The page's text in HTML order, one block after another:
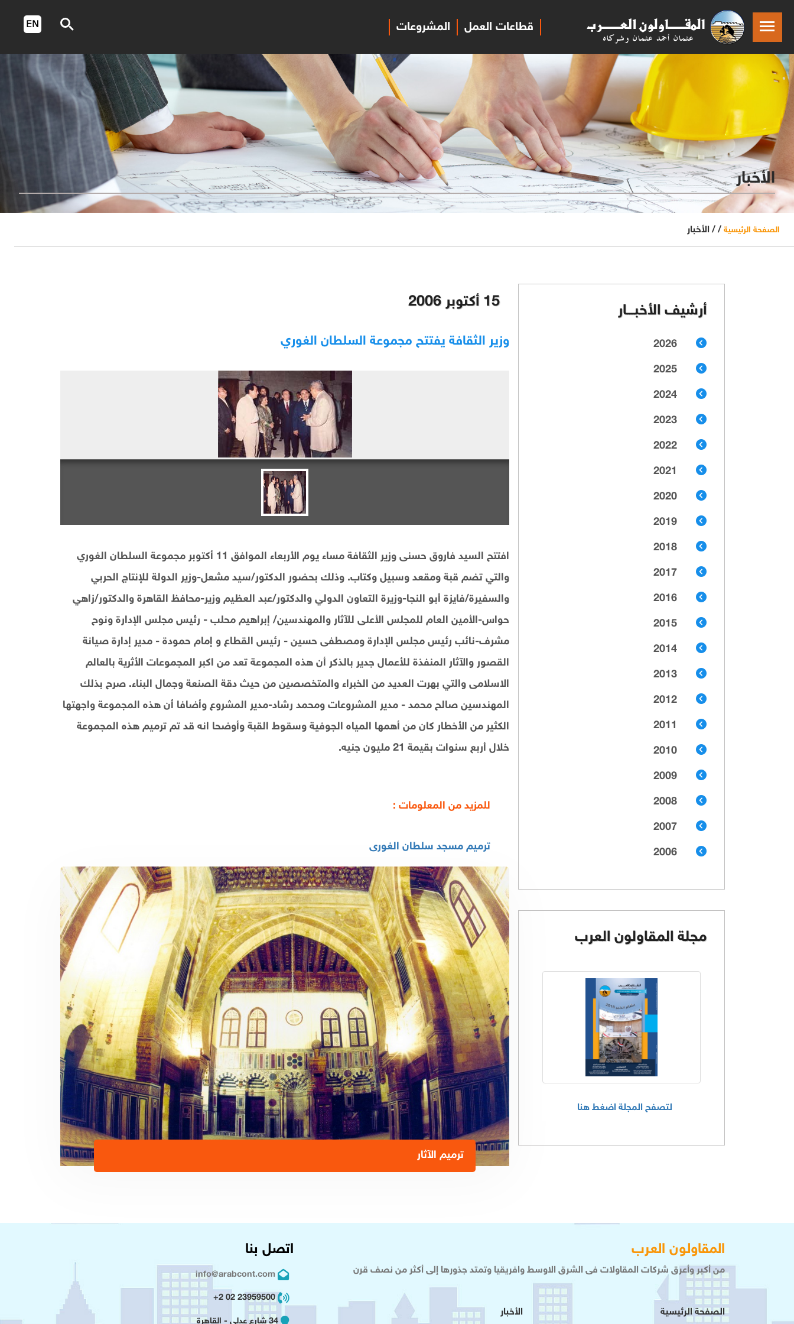
المشروعات قطاعات العمل
الأخبار
الصفحة الرئيسية / / الأخبار
15 أكتوبر 2006
وزير الثقافة يفتتح مجموعة السلطان الغوري
افتتح السيد فاروق حسنى وزير الثقافة مساء يوم الأربعاء الموافق 11 أكتوبر مجموعة السلطان الغوري
والتي تضم قبة ومقعد وسبيل وكتاب. وذلك بحضور الدكتور/سيد مشعل-وزير الدولة للإنتاج الحربي
والسفيرة/فايزة أبو النجا-وزيرة التعاون الدولي والدكتور/عبد العظيم وزير-محافظ القاهرة والدكتور/زاهي
حواس-الأمين العام للمجلس الأعلى للآثار والمهندسين/ إبراهيم محلب - رئيس مجلس الإدارة ونوح
مشرف-نائب رئيس مجلس الإدارة ومصطفى حسين - رئيس القطاع و إمام حمودة - مدير إدارة صيانة
القصور والآثار المنفذة للأعمال جدير بالذكر أن هذه المجموعة تعد من اكبر المجموعات الأثرية بالعالم
الاسلامى والتي بهرت العديد من الخبراء والمتخصصين من حيث دقة الصنعة وجمال البناء. صرح بذلك
المهندسين صالح محمد - مدير المشروعات ومحمد رشاد-مدير المشروع وأضافا أن هذه المجموعة واجهتها
الكثير من الأخطار كان من أهمها المياه الجوفية وسقوط القبة وأوضحا انه قد تم ترميم هذه المجموعة
خلال أربع سنوات بقيمة 21 مليون جنيه.
للمزيد من المعلومات :
ترميم مسجد سلطان الغورى
ترميم الآثار
أرشيف الأخبـــار
2026
2025
2024
2023
2022
2021
2020
2019
2018
2017
2016
2015
2014
2013
2012
2011
2010
2009
2008
2007
2006
مجلة المقاولون العرب
لتصفح المجلة اضغط هنا
المقاولون العرب
من أكبر وأعرق شركات المقاولات فى الشرق الاوسط وافريقيا وتمتد جذورها إلى أكثر من نصف قرن
الصفحة الرئيسية الأخبار
اتصل بنا
info@arabcont.com
23959500 02 2+
34 شارع عدلى - القاهرة